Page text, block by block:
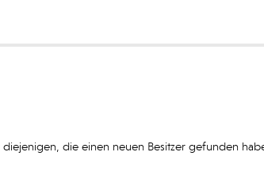
die einen neuen Besitzer gefunden